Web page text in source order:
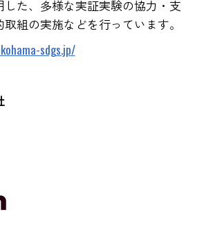
した、多様な実証実験の協力・支
組の実施などを行っています。
sdgs.jp/